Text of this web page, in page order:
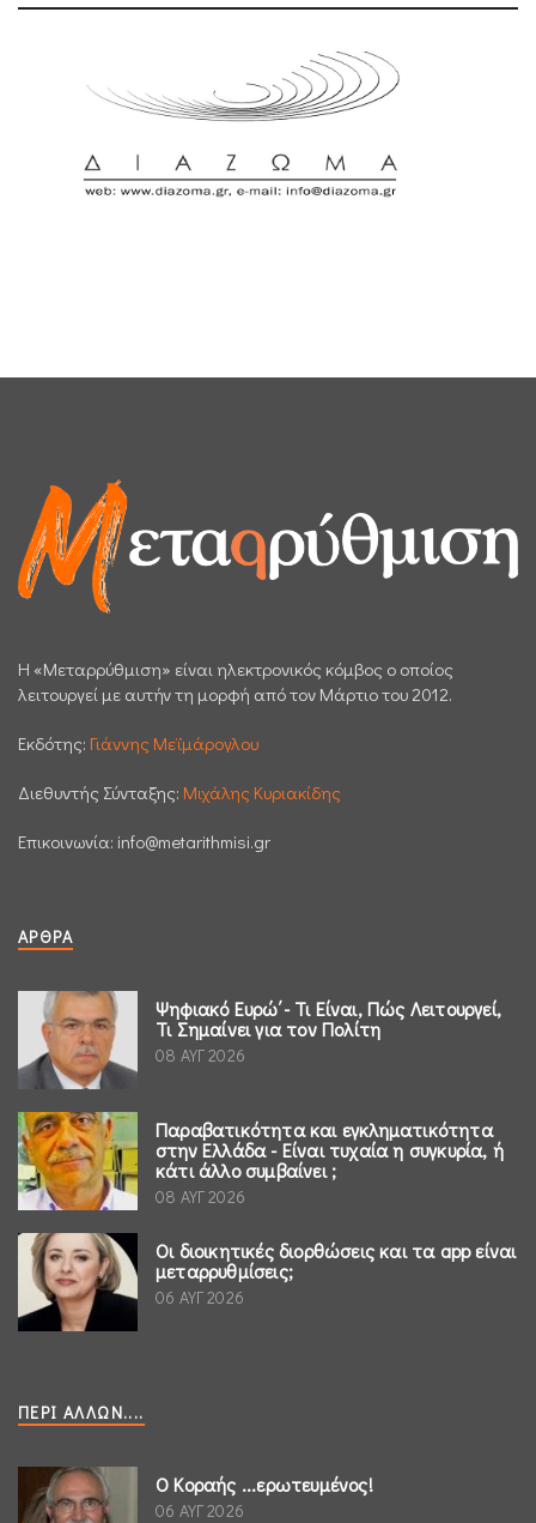
H «Μεταρρύθμιση» είναι ηλεκτρονικός κόμβος ο οποίος
λειτουργεί με αυτήν τη μορφή από τον Μάρτιο του 2012.
Εκδότης: Γιάννης Μεϊμάρογλου
Διεθυντής Σύνταξης: Μιχάλης Κυριακίδης
Επικοινωνία: info@metarithmisi.gr
ΆΡΘΡΑ
Ψηφιακό Ευρώ΄- Τι Είναι, Πώς Λειτουργεί,
Τι Σημαίνει για τον Πολίτη
08 ΑΥΓ 2026
Παραβατικότητα και εγκληματικότητα
στην Ελλάδα - Είναι τυχαία η συγκυρία, ή
κάτι άλλο συμβαίνει ;
08 ΑΥΓ 2026
Οι διοικητικές διορθώσεις και τα app είναι
μεταρρυθμίσεις;
06 ΑΥΓ 2026
ΠΕΡΊ ΆΛΛΩΝ....
Ο Κοραής ...ερωτευμένος!
06 ΑΥΓ 2026